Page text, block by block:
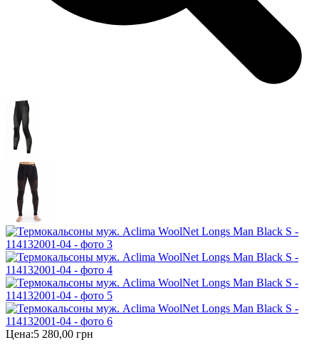
Цена:5 280,00 грн